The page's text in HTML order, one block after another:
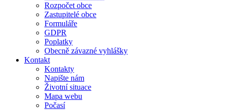
Rozpočet obce
Zastupitelé obce
Formuláře
GDPR
Poplatky
Obecně závazné vyhlášky
Kontakt
Kontakty
Napište nám
Životní situace
Mapa webu
Počasí